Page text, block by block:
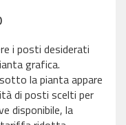
i posti desiderati
grafica.
la pianta appare
di posti scelti per
disponibile, la